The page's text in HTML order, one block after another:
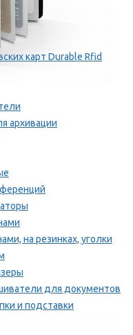
карт Durable Rfid
архивации
на резинках, уголки
для документов
и подставки